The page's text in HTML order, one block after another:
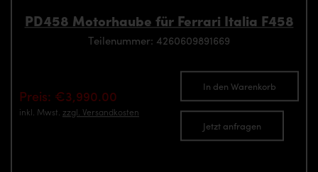
PD458 Motorhaube für Ferrari Italia F458
Teilenummer: 4260609891669
Preis: €3,990.00
inkl. Mwst. zzgl. Versandkosten
In den Warenkorb
Jetzt anfragen